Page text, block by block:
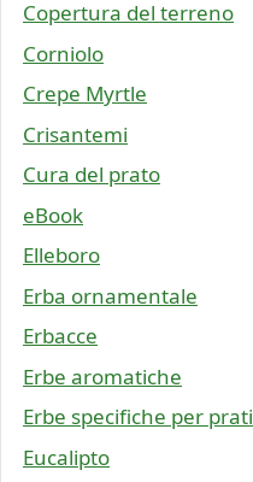
Copertura del terreno
Corniolo
Crepe Myrtle
Crisantemi
Cura del prato
eBook
Elleboro
Erba ornamentale
Erbacce
Erbe aromatiche
Erbe specifiche per prati
Eucalipto